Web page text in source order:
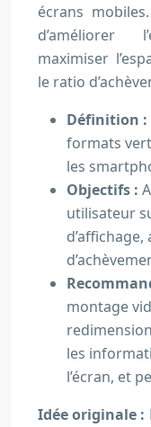
écrans
d’améliorer
maximiser
le ratio
Définition :
formats
les
Objectifs :
utilisateur
montage
les
l’écran, et
Idée originale :